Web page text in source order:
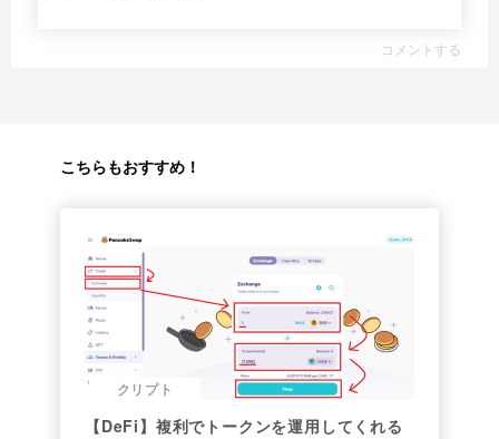
コメントする
こちらもおすすめ！
クリプト
【DeFi】複利でトークンを運用してくれる